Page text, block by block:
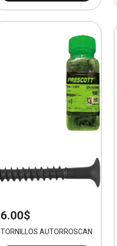
6.00$
TORNILLOS AUTORROSCANTES